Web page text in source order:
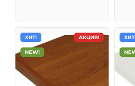
АКЦИЯ!
ХИТ!
NEW!